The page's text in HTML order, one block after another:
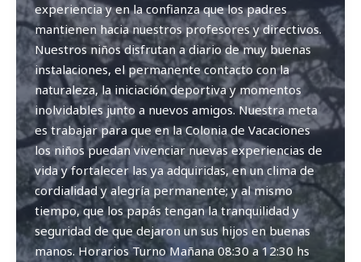
experiencia y en la confianza que los padres
mantienen hacia nuestros profesores y directivos.
Nuestros niños disfrutan a diario de muy buenas
instalaciones, el permanente contacto con la
naturaleza, la iniciación deportiva y momentos
inolvidables junto a nuevos amigos. Nuestra meta
es trabajar para que en la Colonia de Vacaciones
los niños puedan vivenciar nuevas experiencias de
vida y fortalecer las ya adquiridas, en un clima de
cordialidad y alegría permanente; y al mismo
tiempo, que los papás tengan la tranquilidad y
seguridad de que dejaron un sus hijos en buenas
manos. Horarios Turno Mañana 08:30 a 12:30 hs